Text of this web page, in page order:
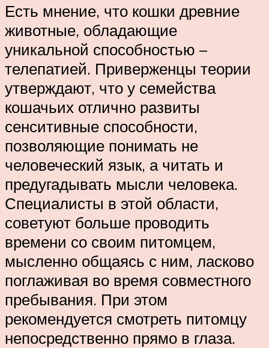
Есть мнение, что кошки древние
животные, обладающие
уникальной способностью –
телепатией. Приверженцы теории
утверждают, что у семейства
кошачьих отлично развиты
сенситивные способности,
позволяющие понимать не
человеческий язык, а читать и
предугадывать мысли человека.
Специалисты в этой области,
советуют больше проводить
времени со своим питомцем,
мысленно общаясь с ним, ласково
поглаживая во время совместного
пребывания. При этом
рекомендуется смотреть питомцу
непосредственно прямо в глаза.